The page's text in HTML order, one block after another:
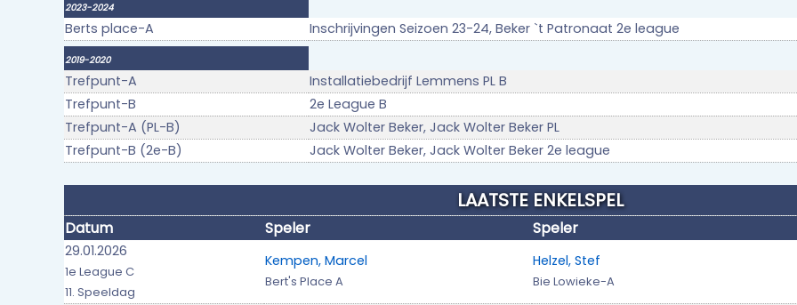
2023-2024
Berts place-A Inschrijvingen Seizoen 23-24, Beker `t Patronaat 2e league
2019-2020
Trefpunt-A
Installatiebedrijf Lemmens PL B
Trefpunt-B
2e League B
Trefpunt-A (PL-B)
Jack Wolter Beker, Jack Wolter Beker PL
Trefpunt-B (2e-B)
Jack Wolter Beker, Jack Wolter Beker 2e league
LAATSTE ENKELSPEL
Datum Speler Speler
29.01.2026
1e League C
11. Speeldag
Kempen, Marcel
Bert's Place A
Helzel, Stef
Bie Lowieke-A